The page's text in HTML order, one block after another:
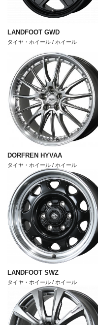
LANDFOOT GWD
タイヤ・ホイール / ホイール
DORFREN HYVAA
タイヤ・ホイール / ホイール
LANDFOOT SWZ
タイヤ・ホイール / ホイール